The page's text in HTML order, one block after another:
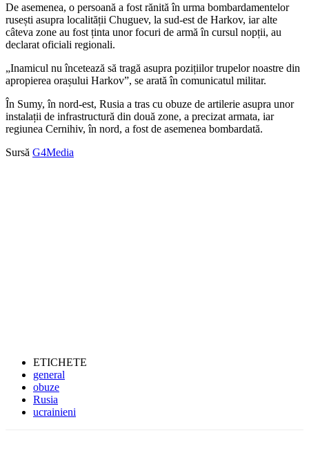
De asemenea, o persoană a fost rănită în urma bombardamentelor
rusești asupra localității Chuguev, la sud-est de Harkov, iar alte
câteva zone au fost ținta unor focuri de armă în cursul nopții, au
declarat oficiali regionali.
„Inamicul nu încetează să tragă asupra pozițiilor trupelor noastre din
apropierea orașului Harkov”, se arată în comunicatul militar.
În Sumy, în nord-est, Rusia a tras cu obuze de artilerie asupra unor
instalații de infrastructură din două zone, a precizat armata, iar
regiunea Cernihiv, în nord, a fost de asemenea bombardată.
Sursă G4Media
ETICHETE
general
obuze
Rusia
ucrainieni